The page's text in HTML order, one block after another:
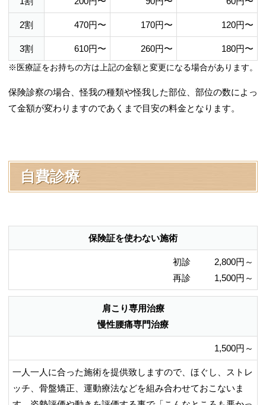
2割 470円〜 170円〜 120円〜
3割 610円〜 260円〜 180円〜
※医療証をお持ちの方は上記の金額と変更になる場合があります。
保険診察の場合、怪我の種類や怪我した部位、部位の数によっ
て金額が変わりますのであくまで目安の料金となります。
自費診療
保険証を使わない施術
初診
2,800円～
再診
1,500円～
肩こり専用治療
慢性腰痛専門治療
1,500円～
一人一人に合った施術を提供致しますので、ほぐし、ストレ
ッチ、骨盤矯正、運動療法などを組み合わせておこないま